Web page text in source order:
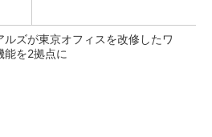
ルズが東京オフィスを改修したワ
能を2拠点に